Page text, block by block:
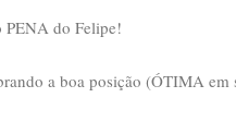
PENA do Felipe!
a boa posição (ÓTIMA